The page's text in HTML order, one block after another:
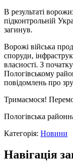
В результаті
підконтрольній
загинув.
Ворожі війська
споруди,
власності. З
Пологівському
повідомлень про
Тримаємося!
Пологівська
Категорія: Новини
Навігація